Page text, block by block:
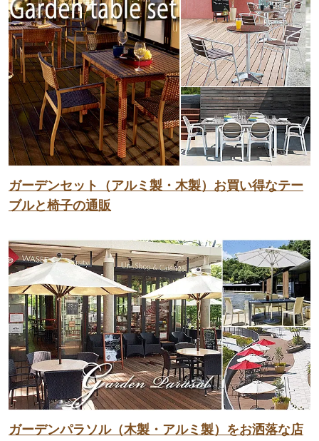
ガーデンセット（アルミ製・木製）お買い得なテー
ブルと椅子の通販
ガーデンパラソル（木製・アルミ製）をお洒落な店